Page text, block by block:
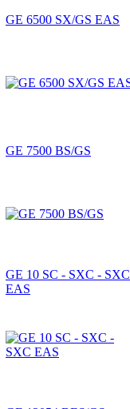
GE 6500 SX/GS EAS
GE 7500 BS/GS
GE 10 SC - SXC - SXC
EAS